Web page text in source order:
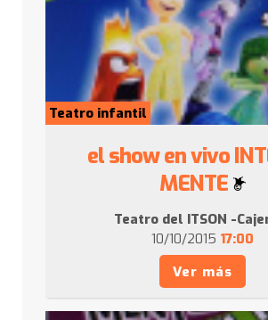
Teatro infantil
el show en vivo
MENTE
Teatro del ITSON -
10/10/2015 17:00
Ver más